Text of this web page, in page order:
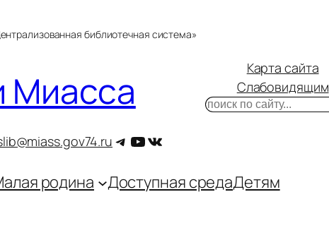
библиотечная система»
Миасса
Telegram
YouTube
ВКонтакте
Карта сайта
Слабовидящим
Поиск
родина Доступная средаДетям